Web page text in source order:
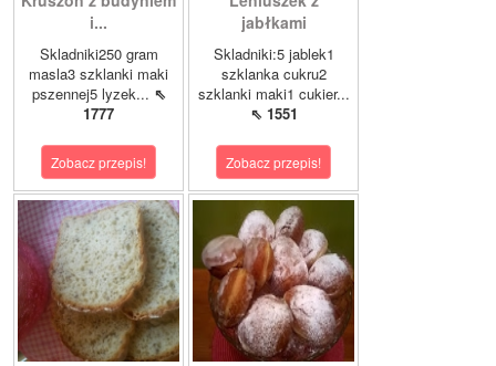
i...
Skladniki250 gram
masla3 szklanki maki
pszennej5 lyzek... ⇖
1777
Zobacz przepis!
jabłkami
Skladniki:5 jablek1
szklanka cukru2
szklanki maki1 cukier...
⇖ 1551
Zobacz przepis!